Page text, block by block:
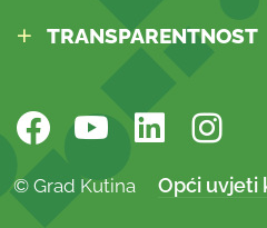
TRANSPARENTNOST
© Grad Kutina Opći uvjeti